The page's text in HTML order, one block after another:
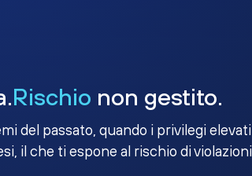
Rischio non gestito.
del passato, quando i privilegi elevati
il che ti espone al rischio di violazioni